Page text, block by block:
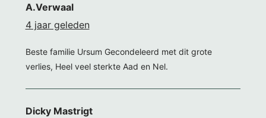
A.Verwaal
4 jaar geleden
Beste familie Ursum Gecondeleerd met dit grote
verlies, Heel veel sterkte Aad en Nel.
Dicky Mastrigt